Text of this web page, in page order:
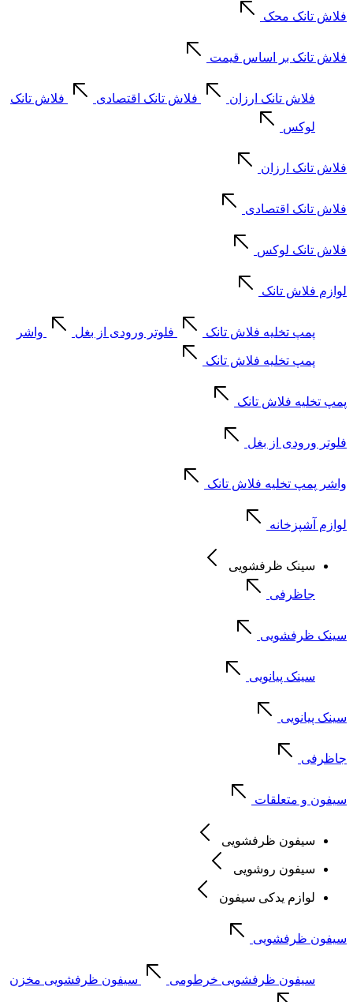
فلاش تانک محک
فلاش تانک بر اساس قیمت
فلاش تانک ارزان فلاش تانک اقتصادی فلاش تانک
لوکس
فلاش تانک ارزان
فلاش تانک اقتصادی
فلاش تانک لوکس
لوازم فلاش تانک
پمپ تخلیه فلاش تانک فلوتر ورودی از بغل واشر
پمپ تخلیه فلاش تانک
پمپ تخلیه فلاش تانک
فلوتر ورودی از بغل
واشر پمپ تخلیه فلاش تانک
لوازم آشپزخانه
سینک ظرفشویی
جاظرفی
سینک ظرفشویی
سینک پیانویی
سینک پیانویی
جاظرفی
سیفون و متعلقات
سیفون ظرفشویی
سیفون روشویی
لوازم یدکی سیفون
سیفون ظرفشویی
سیفون ظرفشویی خرطومی سیفون ظرفشویی مخزن